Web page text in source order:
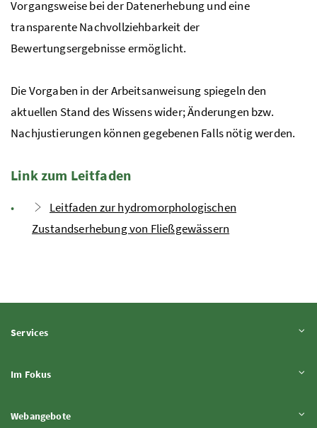
Vorgangsweise bei der Datenerhebung und eine
transparente Nachvollziehbarkeit der
Bewertungsergebnisse ermöglicht.
Die Vorgaben in der Arbeitsanweisung spiegeln den
aktuellen Stand des Wissens wider; Änderungen bzw.
Nachjustierungen können gegebenen Falls nötig werden.
Link zum Leitfaden
Leitfaden zur hydromorphologischen
Zustandserhebung von Fließgewässern
ServicesInhalt aufklappen
Im FokusInhalt aufklappen
WebangeboteInhalt aufklappen